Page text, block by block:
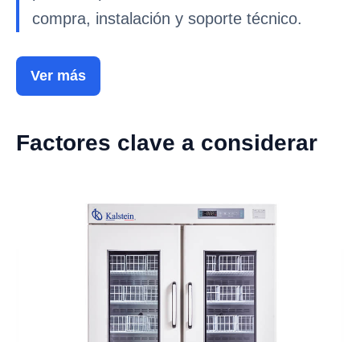
compra, instalación y soporte técnico.
Ver más
Factores clave a considerar